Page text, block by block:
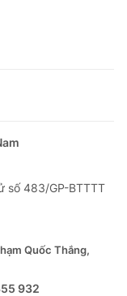
số 483/GP-BTTTT
Quốc Thắng,
932